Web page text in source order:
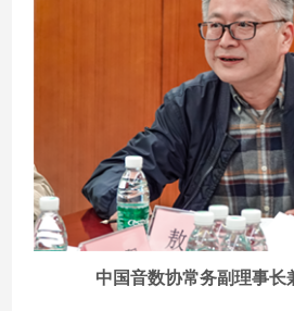
中国音数协常务副理事长